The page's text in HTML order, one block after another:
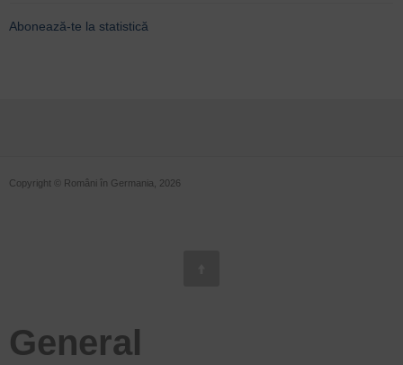
Abonează-te la statistică
Copyright © Români în Germania, 2026
General